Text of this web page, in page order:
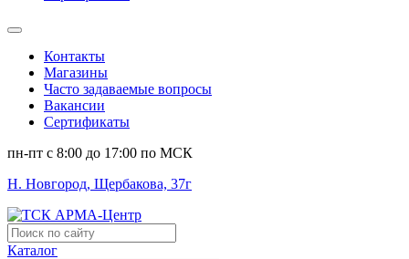
Контакты
Магазины
Часто задаваемые вопросы
Вакансии
Сертификаты
пн-пт c 8:00 до 17:00 по МСК
Н. Новгород, Щербакова, 37г
Поиск
...
Каталог